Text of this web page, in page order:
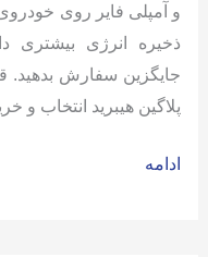
و آمپلی فایر روی
ذخیره انرژی بیشتری
جایگزین سفارش بدهید.
پلاگین هیبرید انتخاب و
باتری
ادامه